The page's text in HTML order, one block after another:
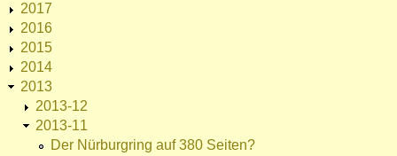
2017
2016
2015
2014
2013
2013-12
2013-11
Der Nürburgring auf 380 Seiten?